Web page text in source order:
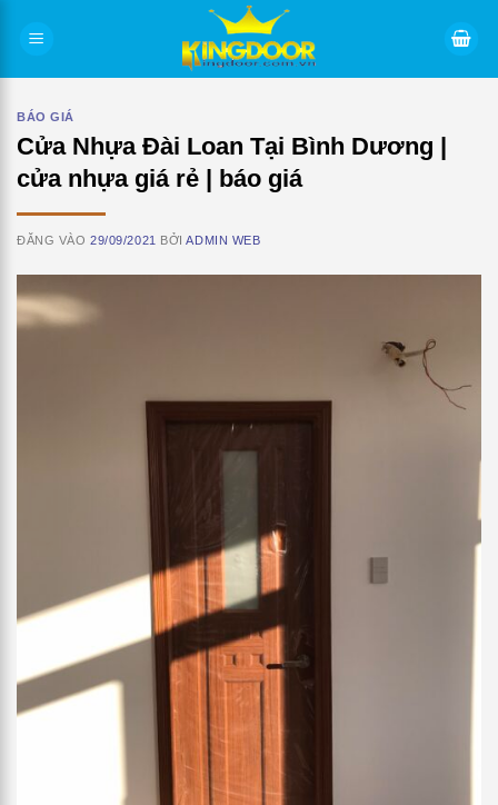
BÁO GIÁ
Cửa Nhựa Đài Loan Tại Bình Dương |
cửa nhựa giá rẻ | báo giá
ĐĂNG VÀO29/09/2021 BỞIADMIN WEB